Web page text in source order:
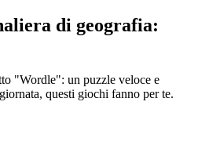
di geografia:
"Wordle": un puzzle veloce e
questi giochi fanno per te.